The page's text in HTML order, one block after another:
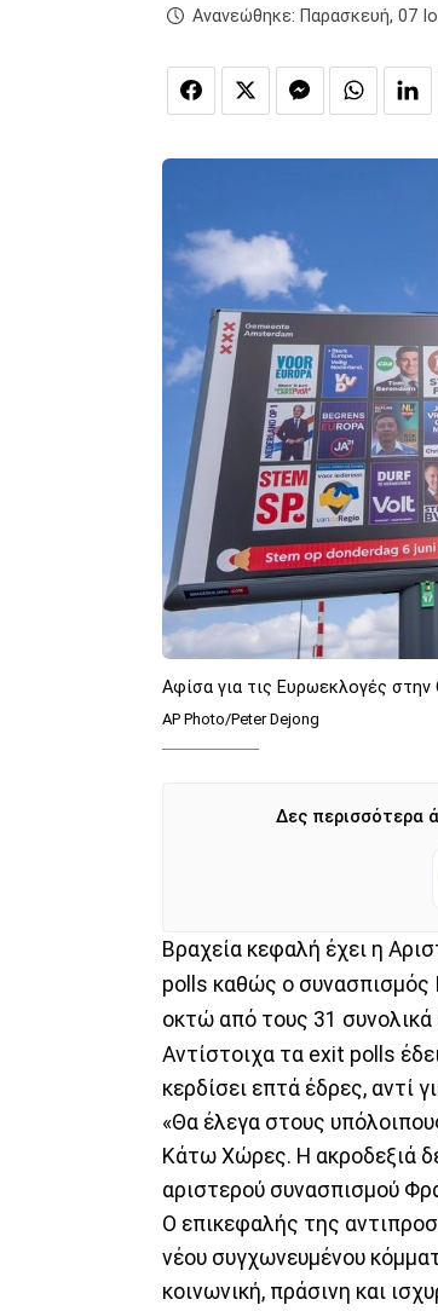
Ανανεώθηκε: Παρασκευή, 07
Αφίσα για τις Ευρωεκλογές
AP Photo/Peter Dejong
Δες περισσότερα
Βραχεία κεφαλή έχει η
polls καθώς ο συνασπισμός
οκτώ από τους 31 συνολικά
Αντίστοιχα τα exit polls
κερδίσει επτά έδρες, αντί
«Θα έλεγα στους
Κάτω Χώρες. Η ακροδεξιά
αριστερού συνασπισμού
Ο επικεφαλής της
νέου συγχωνευμένου
κοινωνική, πράσινη και